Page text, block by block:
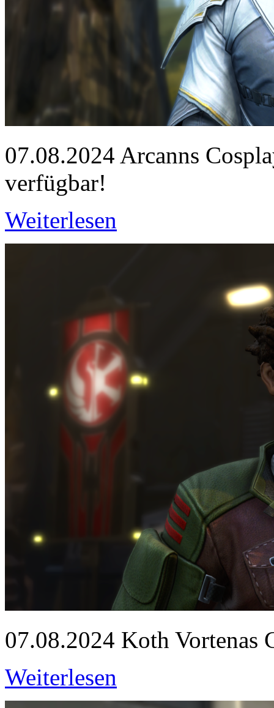
07.08.2024 Arcanns
verfügbar!
Weiterlesen
07.08.2024 Koth Vortenas
Weiterlesen